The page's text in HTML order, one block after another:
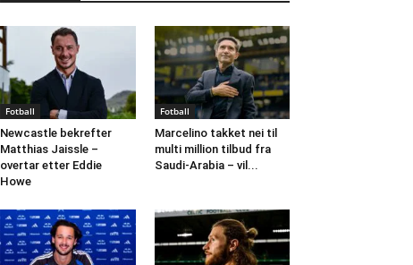
Fotball
Newcastle bekrefter
Matthias Jaissle –
overtar etter Eddie
Howe
Fotball
Marcelino takket nei til
multi million tilbud fra
Saudi-Arabia – vil...